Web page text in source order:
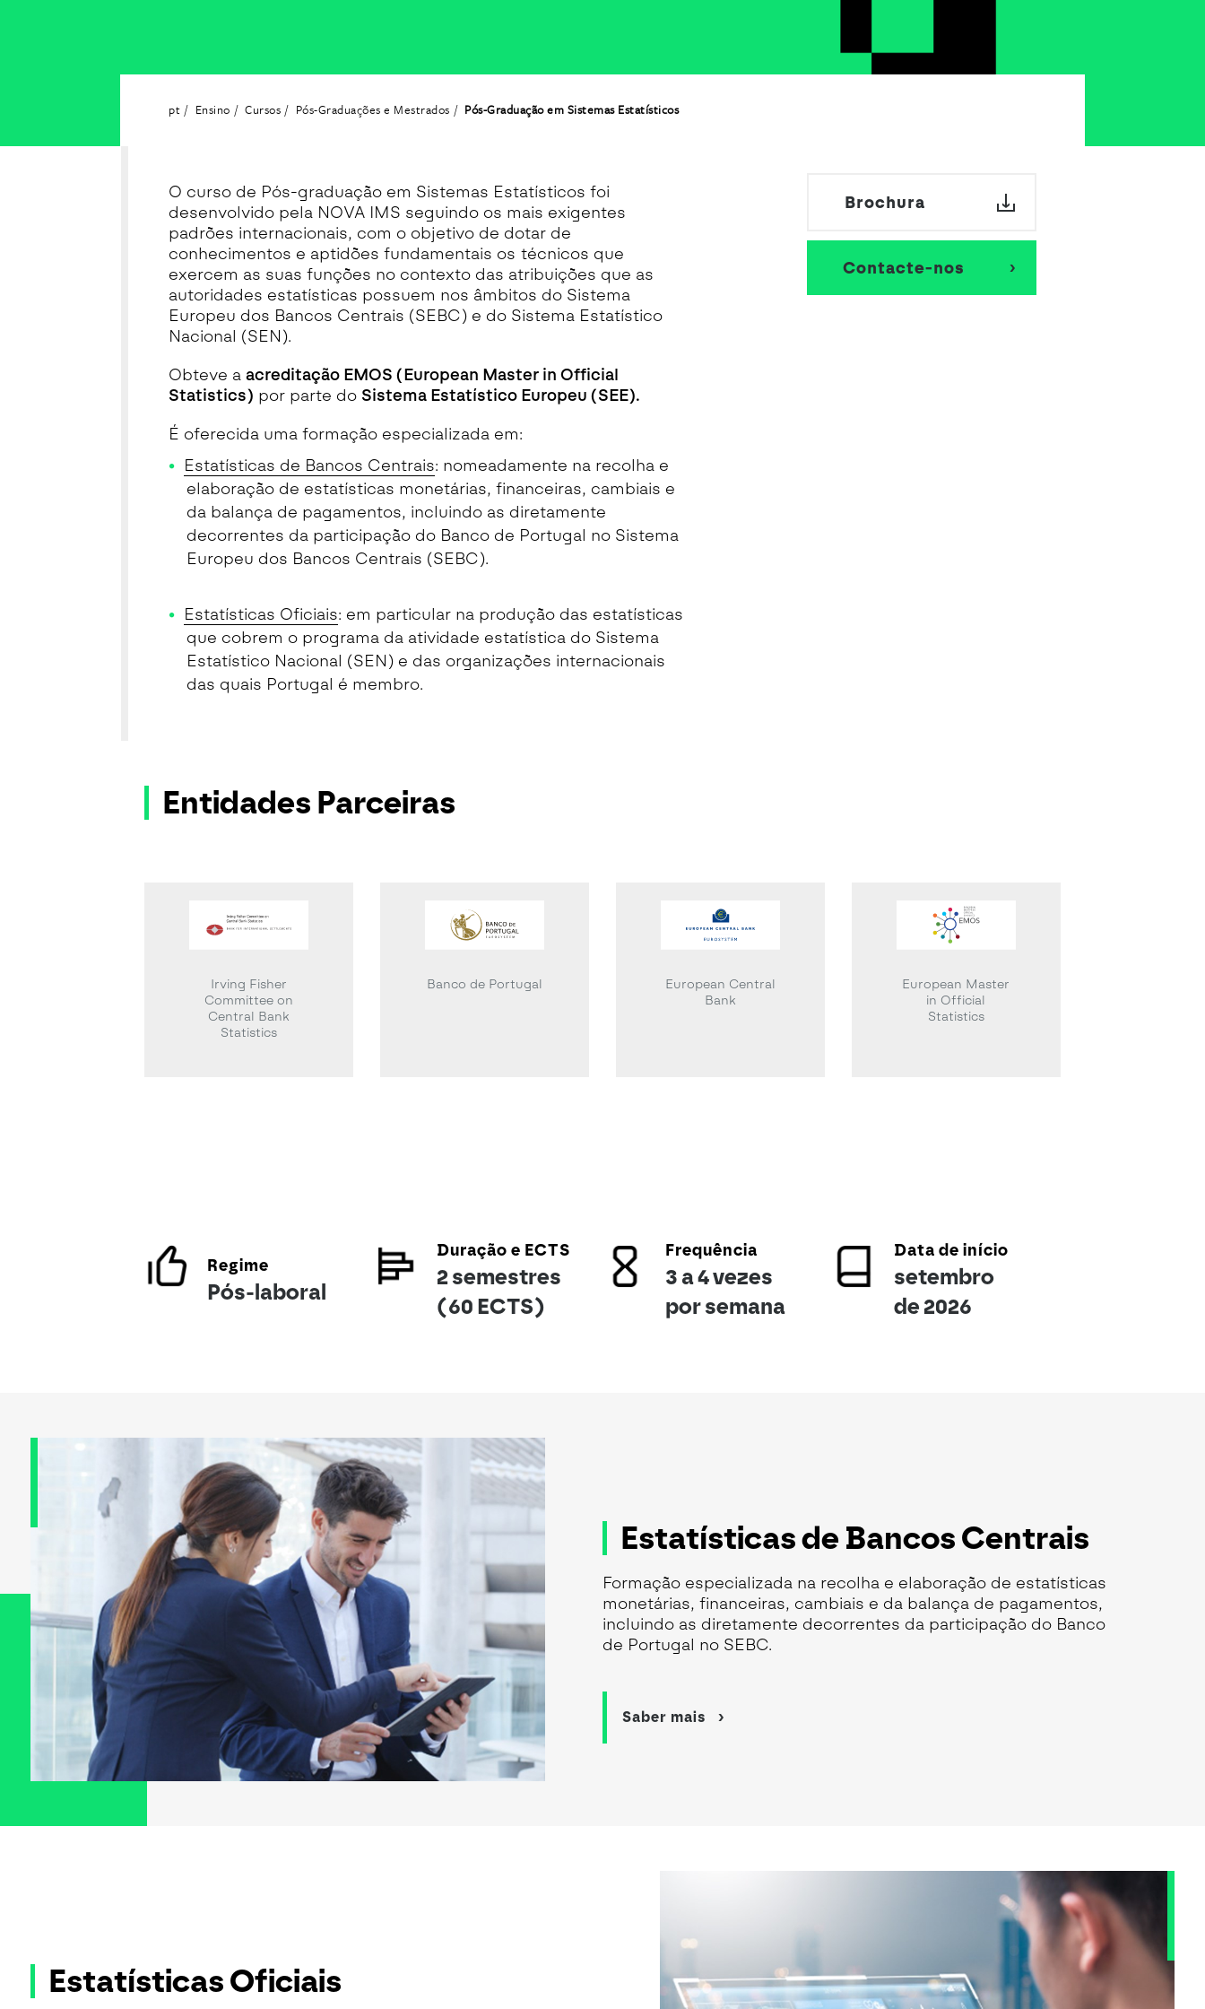
pt Ensino Cursos Pós-Graduações e Mestrados Pós-Graduação em Sistemas Estatísticos
O curso de Pós-graduação em Sistemas Estatísticos foi
desenvolvido pela NOVA IMS seguindo os mais exigentes
padrões internacionais, com o objetivo de dotar de
conhecimentos e aptidões fundamentais os técnicos que
exercem as suas funções no contexto das atribuições que as
autoridades estatísticas possuem nos âmbitos do Sistema
Europeu dos Bancos Centrais (SEBC) e do Sistema Estatístico
Nacional (SEN).
Obteve aacreditação EMOS (European Master in Official
Statistics) por parte do Sistema Estatístico Europeu (SEE).
É oferecida uma formação especializada em:
Estatísticas de Bancos Centrais: nomeadamente na recolha e
elaboração de estatísticas monetárias, financeiras, cambiais e
da balança de pagamentos, incluindo as diretamente
decorrentes da participação do Banco de Portugal no Sistema
Europeu dos Bancos Centrais (SEBC).
Estatísticas Oficiais: em particular na produção das estatísticas
que cobrem o programa da atividade estatística do Sistema
Estatístico Nacional (SEN) e das organizações internacionais
das quais Portugal é membro.
Brochura
Contacte-nos
Entidades Parceiras
Irving Fisher
Committee on
Central Bank
Statistics
Banco de Portugal
European Central
Bank
European Master
in Official
Statistics
Regime
Pós-laboral
Duração e ECTS
2 semestres
(60 ECTS)
Frequência
3 a 4 vezes
por semana
Data de início
setembro
de 2026
Estatísticas de Bancos Centrais
Formação especializada na recolha e elaboração de estatísticas
monetárias, financeiras, cambiais e da balança de pagamentos,
incluindo as diretamente decorrentes da participação do Banco
de Portugal no SEBC.
Saber mais
Estatísticas Oficiais